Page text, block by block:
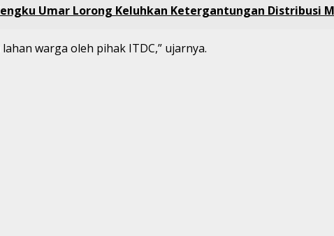
Umar Lorong Keluhkan Ketergantungan Distribusi
warga oleh pihak ITDC,” ujarnya.